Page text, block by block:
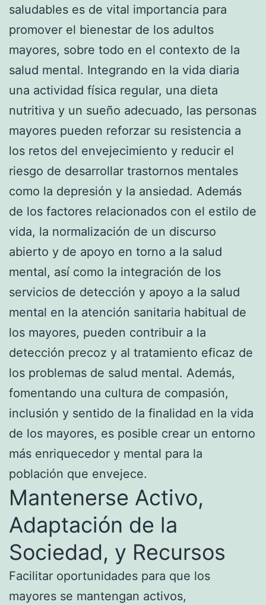
saludables es de vital importancia para
promover el bienestar de los adultos
mayores, sobre todo en el contexto de la
salud mental. Integrando en la vida diaria
una actividad física regular, una dieta
nutritiva y un sueño adecuado, las personas
mayores pueden reforzar su resistencia a
los retos del envejecimiento y reducir el
riesgo de desarrollar trastornos mentales
como la depresión y la ansiedad. Además
de los factores relacionados con el estilo de
vida, la normalización de un discurso
abierto y de apoyo en torno a la salud
mental, así como la integración de los
servicios de detección y apoyo a la salud
mental en la atención sanitaria habitual de
los mayores, pueden contribuir a la
detección precoz y al tratamiento eficaz de
los problemas de salud mental. Además,
fomentando una cultura de compasión,
inclusión y sentido de la finalidad en la vida
de los mayores, es posible crear un entorno
más enriquecedor y mental para la
población que envejece.
Mantenerse Activo,
Adaptación de la
Sociedad, y Recursos
Facilitar oportunidades para que los
mayores se mantengan activos,